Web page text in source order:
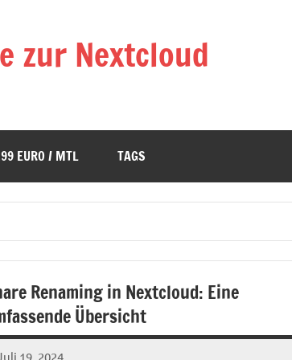
zur Nextcloud
EURO / MTL TAGS
Renaming in Nextcloud: Eine
Übersicht
19, 2024